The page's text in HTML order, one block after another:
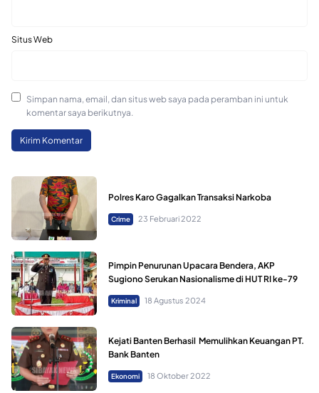
Situs Web
Simpan nama, email, dan situs web saya pada peramban ini untuk
komentar saya berikutnya.
Polres Karo Gagalkan Transaksi Narkoba
Crime 23 Februari 2022
Pimpin Penurunan Upacara Bendera, AKP
Sugiono Serukan Nasionalisme di HUT RI ke-79
Kriminal 18 Agustus 2024
Kejati Banten Berhasil Memulihkan Keuangan PT.
Bank Banten
Ekonomi 18 Oktober 2022